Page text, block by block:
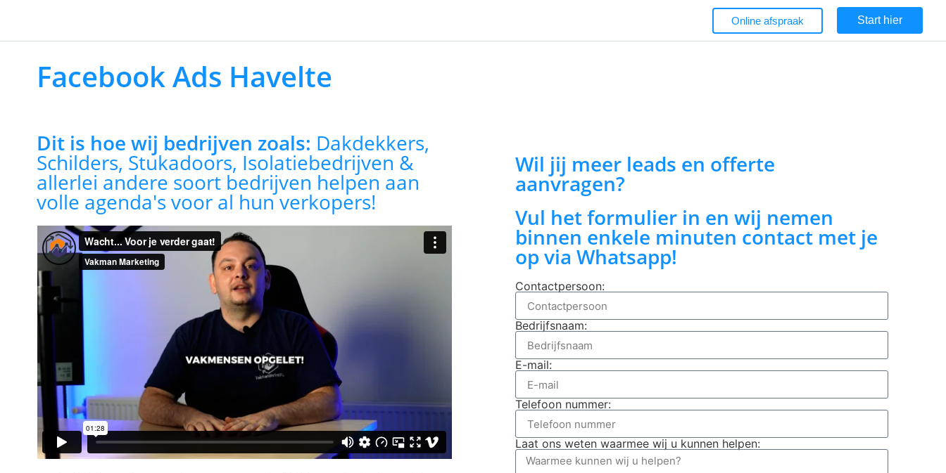
Online afspraak Start hier
Facebook Ads Havelte
Dit is hoe wij bedrijven zoals: Dakdekkers,
Schilders, Stukadoors, Isolatiebedrijven &
allerlei andere soort bedrijven helpen aan
volle agenda's voor al hun verkopers!
Wil jij meer leads en offerte
aanvragen?
Vul het formulier in en wij nemen
binnen enkele minuten contact met je
op via Whatsapp!
Contactpersoon:
Bedrijfsnaam:
E-mail:
Telefoon nummer:
Laat ons weten waarmee wij u kunnen helpen: